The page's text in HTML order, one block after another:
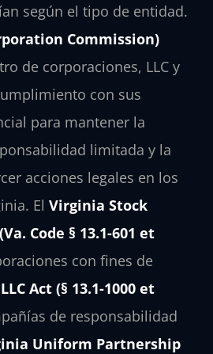
según el tipo de entidad.
Commission)
de corporaciones, LLC y
con sus
para mantener la
limitada y la
acciones legales en los
El Virginia Stock
Code § 13.1-601 et
con fines de
Act (§ 13.1-1000 et
de responsabilidad
Uniform Partnership